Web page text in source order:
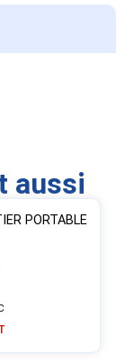
aussi
PORTABLE